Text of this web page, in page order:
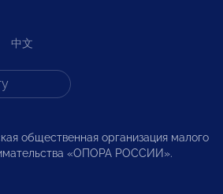
中文
общественная организация малого
«ОПОРА РОССИИ».